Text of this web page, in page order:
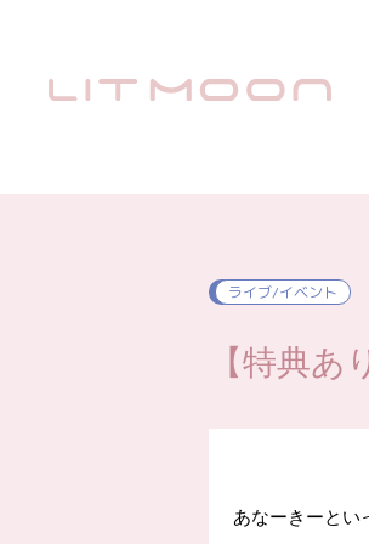
ライブ/イベント
【特典
あなーきーとい